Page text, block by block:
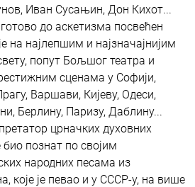
Иван Сусањин, Дон Кихот...
до аскетизма посвећен
на најлепшим и најзначајнијим
попут Бољшог театра и
сценама у Софији,
Варшави, Кијеву, Одеси,
Берлину, Паризу, Даблину...
црначких духовних
познат по својим
народних песама из
које је певао и у СССР-у, на више